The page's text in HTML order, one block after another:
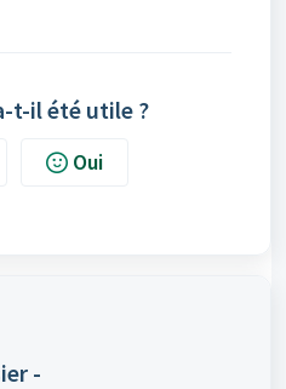
t-il été utile ?
Oui
-